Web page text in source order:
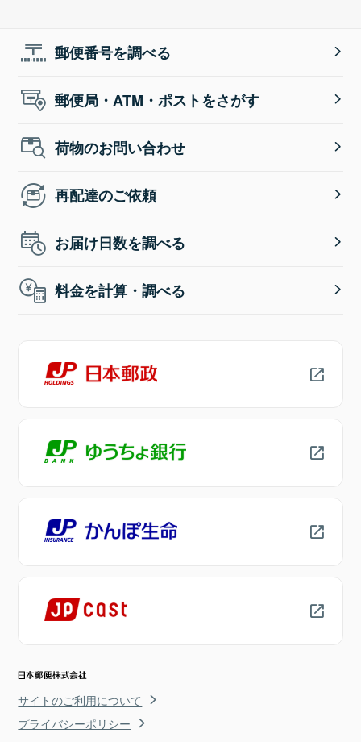
郵便番号を調べる
郵便局・ATM・ポストをさがす
荷物のお問い合わせ
再配達のご依頼
お届け日数を調べる
料金を計算・調べる
サイトのご利用について
プライバシーポリシー